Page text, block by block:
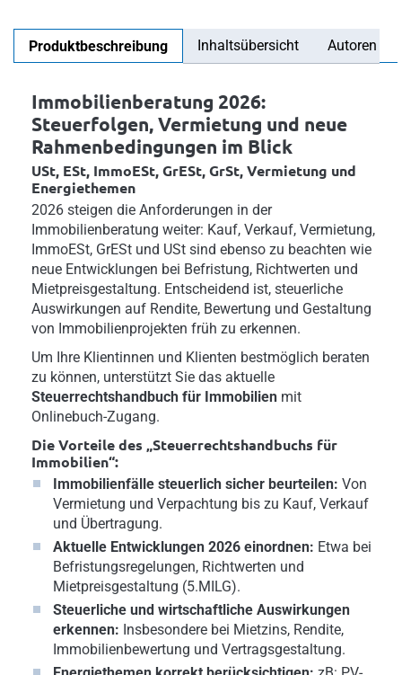
Produktbeschreibung Inhaltsübersicht Autoren
Immobilienberatung 2026:
Steuerfolgen, Vermietung und neue
Rahmenbedingungen im Blick
USt, ESt, ImmoESt, GrESt, GrSt, Vermietung und
Energiethemen
2026 steigen die Anforderungen in der
Immobilienberatung weiter: Kauf, Verkauf, Vermietung,
ImmoESt, GrESt und USt sind ebenso zu beachten wie
neue Entwicklungen bei Befristung, Richtwerten und
Mietpreisgestaltung. Entscheidend ist, steuerliche
Auswirkungen auf Rendite, Bewertung und Gestaltung
von Immobilienprojekten früh zu erkennen.
Um Ihre Klientinnen und Klienten bestmöglich beraten
zu können, unterstützt Sie das aktuelle
Steuerrechtshandbuch für Immobilien mit
Onlinebuch-Zugang.
Die Vorteile des „Steuerrechtshandbuchs für
Immobilien“:
Immobilienfälle steuerlich sicher beurteilen: Von
Vermietung und Verpachtung bis zu Kauf, Verkauf
und Übertragung.
Aktuelle Entwicklungen 2026 einordnen: Etwa bei
Befristungsregelungen, Richtwerten und
Mietpreisgestaltung (5.MILG).
Steuerliche und wirtschaftliche Auswirkungen
erkennen: Insbesondere bei Mietzins, Rendite,
Immobilienbewertung und Vertragsgestaltung.